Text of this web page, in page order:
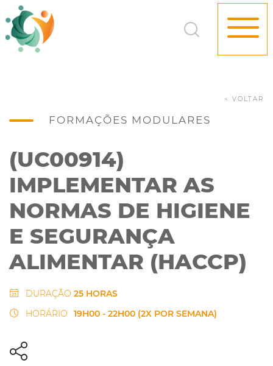
FORMAÇÕES MODULARES
< VOLTAR
(UC00914)
IMPLEMENTAR AS
NORMAS DE HIGIENE
E SEGURANÇA
ALIMENTAR (HACCP)
DURAÇÃO 25 HORAS
HORÁRIO
19H00 - 22H00 (2X POR SEMANA)